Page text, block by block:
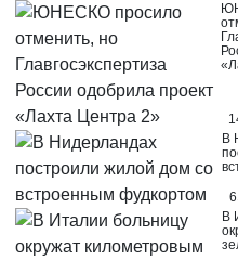
В
6
В